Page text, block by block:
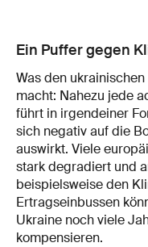
Ein Puffer gegen
Was den
macht: Nahezu jede
führt in irgendeiner
sich negativ auf die
auswirkt. Viele
stark degradiert und
beispielsweise den
Ertragseinbussen
Ukraine noch viele
kompensieren.